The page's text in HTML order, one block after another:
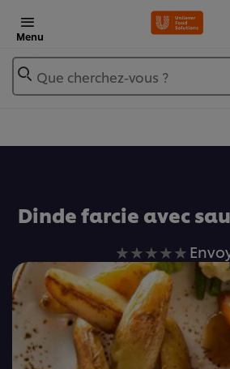
Menu
Que cherchez-vous ?
Dinde farcie avec
pour
ce
recipe